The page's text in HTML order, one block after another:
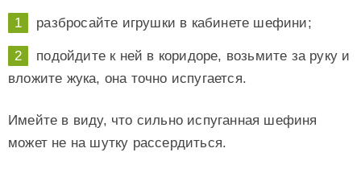
разбросайте игрушки в кабинете шефини;
подойдите к ней в коридоре, возьмите за руку и
вложите жука, она точно испугается.
Имейте в виду, что сильно испуганная шефиня
может не на шутку рассердиться.